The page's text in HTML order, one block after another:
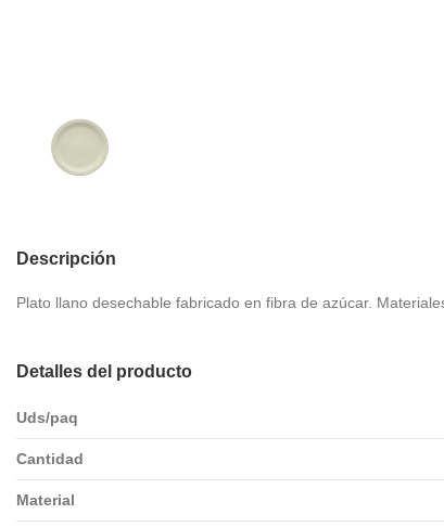
Descripción
Plato llano desechable fabricado en fibra de azúcar.
Detalles del producto
Uds/paq
Cantidad
Material